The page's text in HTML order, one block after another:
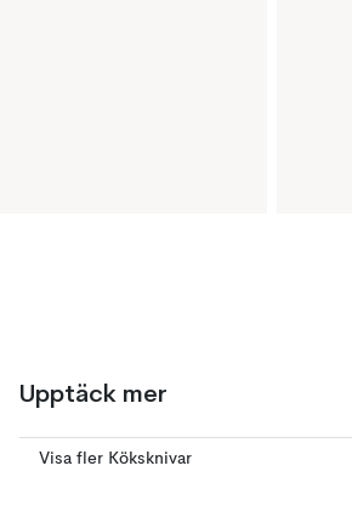
Upptäck mer
Visa fler Köksknivar